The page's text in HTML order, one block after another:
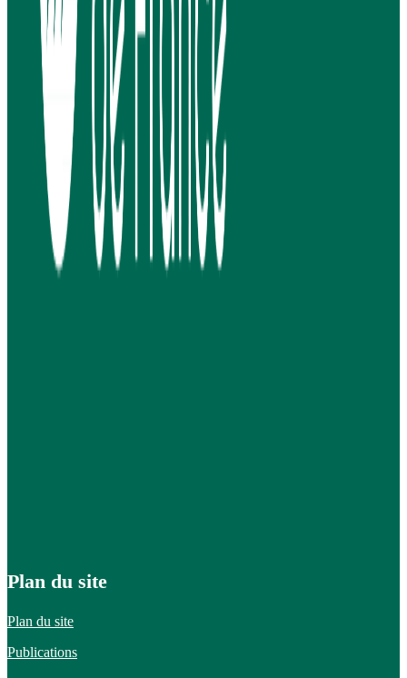
Plan du site
Plan du site
Publications